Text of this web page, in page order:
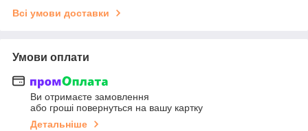
Всі умови доставки
Умови оплати
Ви отримаєте замовлення
або гроші повернуться на вашу картку
Детальніше